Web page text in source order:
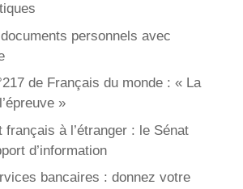
personnels avec
de Français du monde : « La
»
français à l’étranger : le Sénat
d’information
bancaires : donnez votre